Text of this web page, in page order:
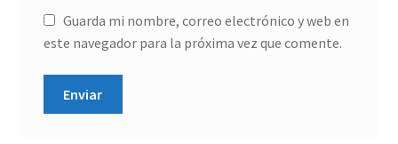
Guarda mi nombre, correo electrónico y web en
este navegador para la próxima vez que comente.